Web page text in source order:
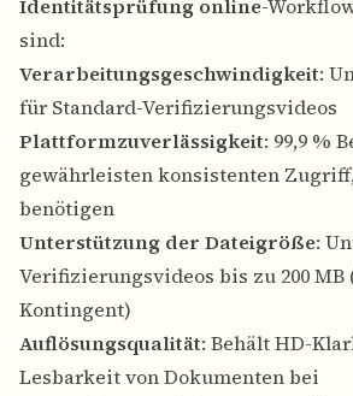
Identitätsprüfung online-
sind:
Verarbeitungsgeschwindigkeit:
für Standard-Verifizierungsvideos
Plattformzuverlässigkeit: 99,9 %
gewährleisten konsistenten
benötigen
Unterstützung der Dateigröße:
Verifizierungsvideos bis zu 200 MB
Kontingent)
Auflösungsqualität: Behält HD-
Lesbarkeit von Dokumenten bei